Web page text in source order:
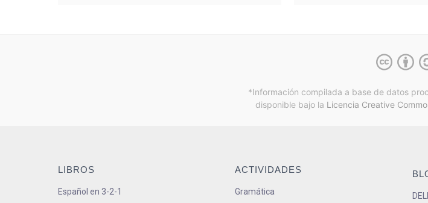
*Información compilada a base de datos
disponible bajo la Licencia Creative
LIBROS
Español en 3-2-1
ACTIVIDADES
Gramática